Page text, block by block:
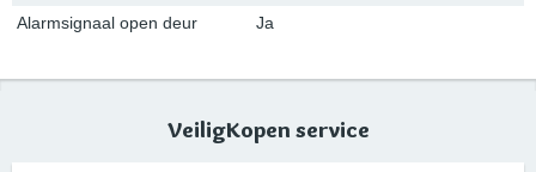
Alarmsignaal open deur
Ja
VeiligKopen service